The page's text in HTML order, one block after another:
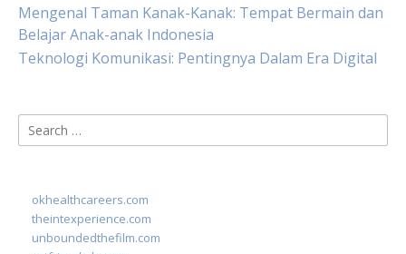
Mengenal Taman Kanak-Kanak: Tempat Bermain dan
Belajar Anak-anak Indonesia
Teknologi Komunikasi: Pentingnya Dalam Era Digital
Search
for:
okhealthcareers.com
theintexperience.com
unboundedthefilm.com